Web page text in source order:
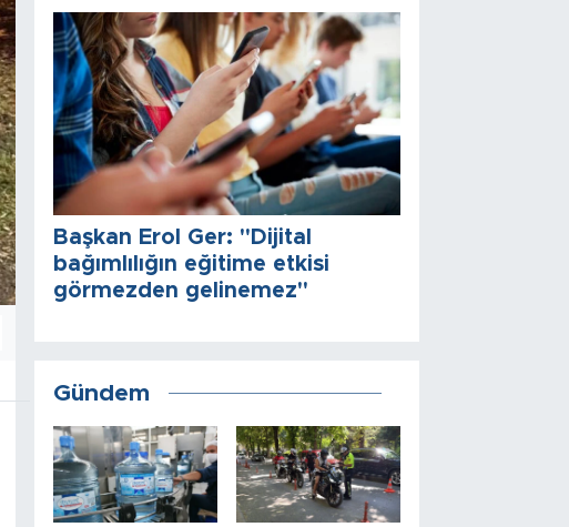
Başkan Erol Ger: "Dijital
bağımlılığın eğitime etkisi
görmezden gelinemez"
Gündem